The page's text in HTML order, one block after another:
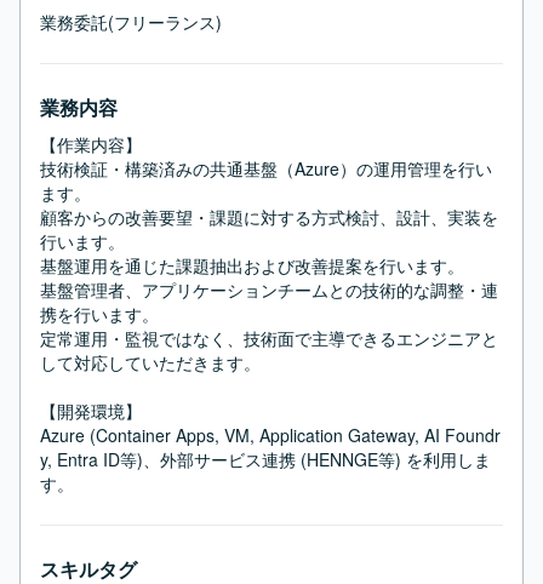
業務委託(フリーランス)
業務内容
【作業内容】
技術検証・構築済みの共通基盤（Azure）の運用管理を行い
ます。
顧客からの改善要望・課題に対する方式検討、設計、実装を
行います。
基盤運用を通じた課題抽出および改善提案を行います。
基盤管理者、アプリケーションチームとの技術的な調整・連
携を行います。
定常運用・監視ではなく、技術面で主導できるエンジニアと
して対応していただきます。
【開発環境】
Azure (Container Apps, VM, Application Gateway, AI Foundr
y, Entra ID等)、外部サービス連携 (HENNGE等) を利用しま
す。
スキルタグ